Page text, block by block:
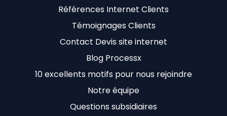
Références Internet Clients
Témoignages Clients
Contact Devis site internet
Blog Processx
10 excellents motifs pour nous rejoindre
Notre équipe
Questions subsidiaires